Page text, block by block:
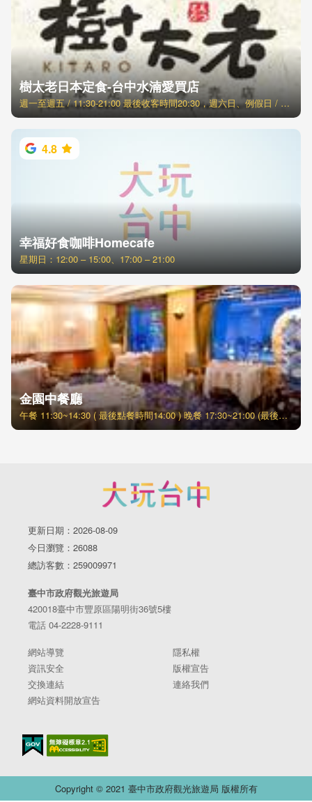
樹太老日本定食-台中水湳愛買店
週一至週五 / 11:30-21:00 最後收客時間20:30，週六日、例假日 / 11:00-21:30 最後收客時間21:00
4.8
幸福好食咖啡Homecafe
星期日：12:00 – 15:00、17:00 – 21:00
金園中餐廳
午餐 11:30~14:30 ( 最後點餐時間14:00 ) 晚餐 17:30~21:00 (最後點餐時間20:30 )
更新日期：2026-08-09
今日瀏覽：26088
總訪客數：259009971
臺中市政府觀光旅遊局
420018臺中市豐原區陽明街36號5樓
電話 04-2228-9111
網站導覽
隱私權
資訊安全
版權宣告
交換連結
連絡我們
網站資料開放宣告
Copyright © 2021 臺中市政府觀光旅遊局 版權所有